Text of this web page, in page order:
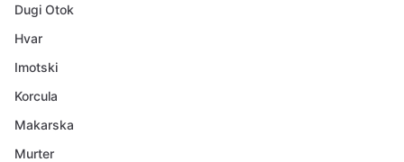
Dugi Otok
Hvar
Imotski
Korcula
Makarska
Murter